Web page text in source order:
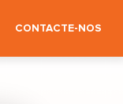
CONTACTE-NOS